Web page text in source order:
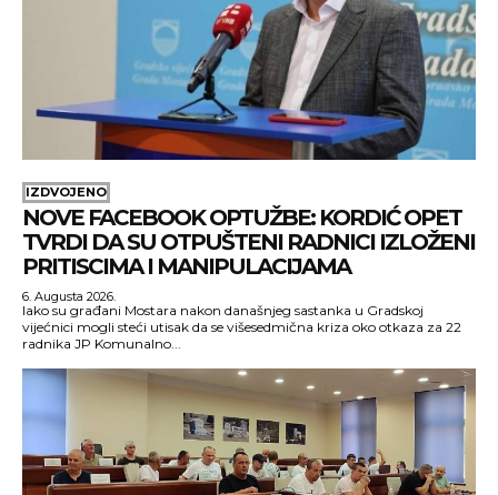
IZDVOJENO
NOVE FACEBOOK OPTUŽBE: KORDIĆ OPET
TVRDI DA SU OTPUŠTENI RADNICI IZLOŽENI
PRITISCIMA I MANIPULACIJAMA
6. Augusta 2026.
Iako su građani Mostara nakon današnjeg sastanka u Gradskoj
vijećnici mogli steći utisak da se višesedmična kriza oko otkaza za 22
radnika JP Komunalno...